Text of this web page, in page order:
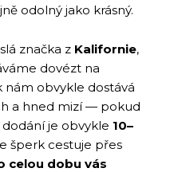
odolný jako krásný.
značka z Kalifornie,
dovézt na
nám obvykle dostává
a hned mizí — pokud
je obvykle 10–
šperk cestuje přes
celou dobu vás